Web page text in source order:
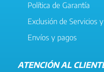
Política de Garantía
Exclusión de Servicios
Envíos y pagos
ATENCIÓN AL